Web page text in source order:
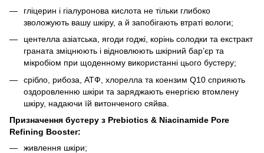
гліцерин і гіалуронова кислота не тільки глибоко
зволожують вашу шкіру, а й запобігають втраті вологи;
центелла азіатська, ягоди годжі, корінь солодки та екстракт
граната зміцнюють і відновлюють шкірний бар’єр та
мікробіом при щоденному використанні цього бустеру;
срібло, рибоза, АТФ, хлорелла та коензим Q10 сприяють
оздоровленню шкіри та заряджають енергією втомлену
шкіру, надаючи їй витонченого сяйва.
Призначення бустеру з Prebiotics & Niacinamide Pore
Refining Booster:
живлення шкіри;